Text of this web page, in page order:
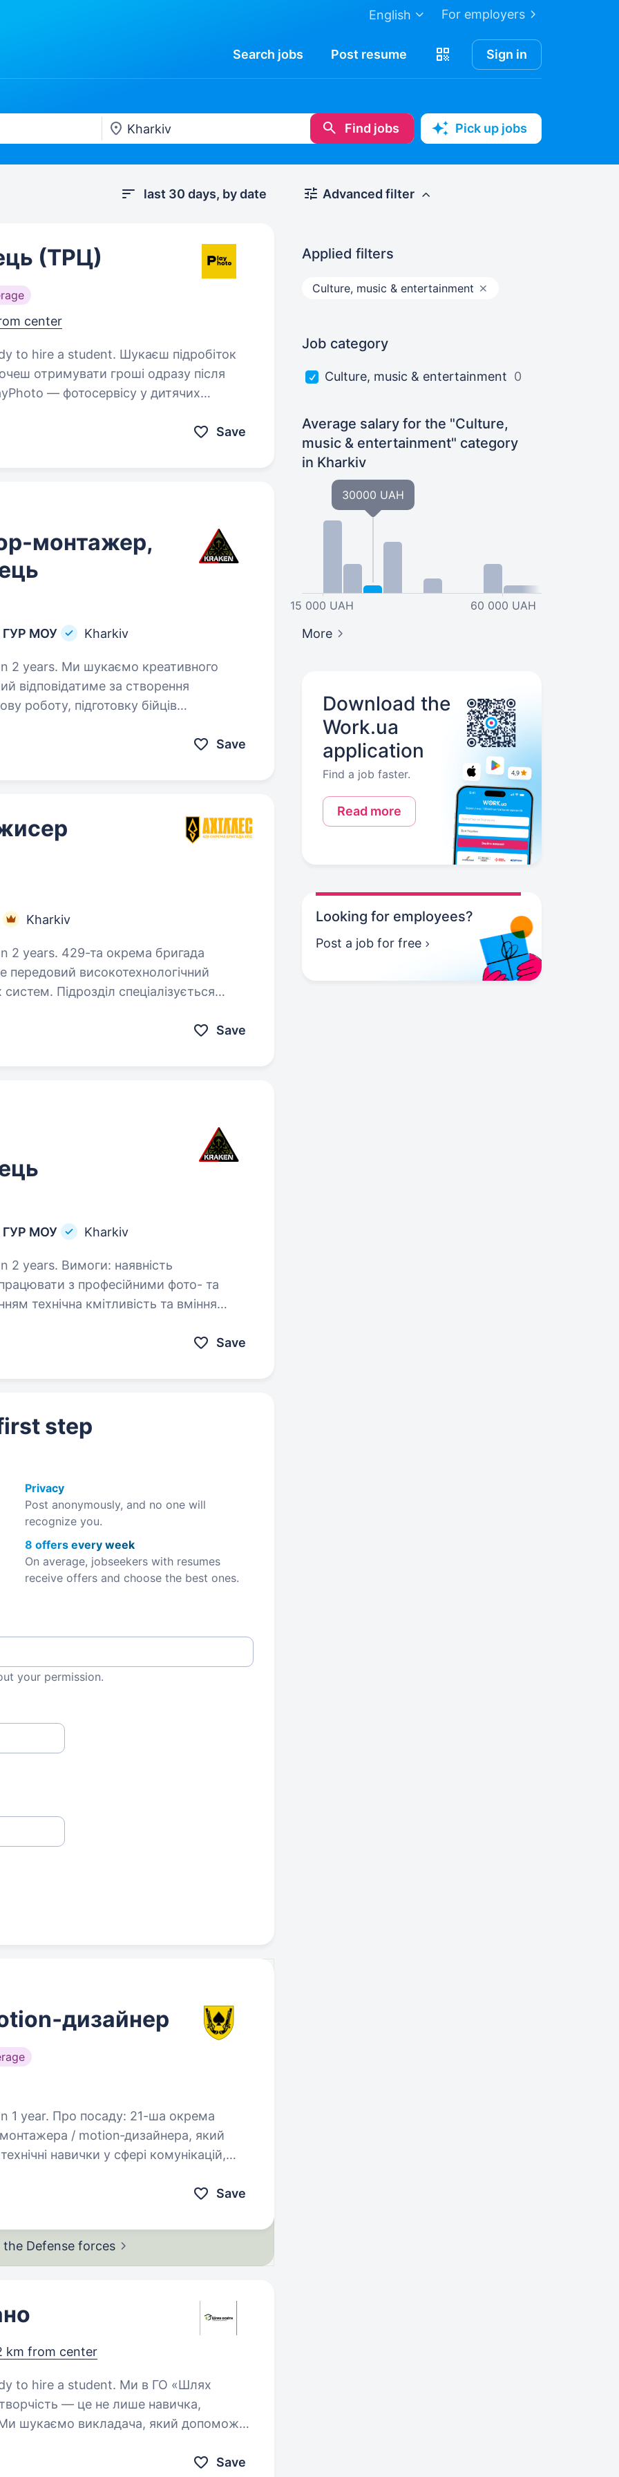
For employers
English
Search jobs Post resume Sign in
Find jobs Pick up jobs
last 30 days, by date
(ТРЦ)
center
Шукаєш підробіток
отримувати гроші одразу після
— фотосервісу у дитячих
Save
монтажер,
ГУР МОУ Kharkiv
креативного
відповідатиме за створення
роботу, підготовку бійців
Save
Kharkiv
бригада
передовий високотехнологічний
Підрозділ спеціалізується
Save
ГУР МОУ Kharkiv
наявність
вміння
Save
step
Privacy
Post anonymously, and no one will
recognize you.
8 offers every week
On average, jobseekers with resumes
receive offers and choose the best ones.
your permission.
ша окрема
/ motion‑дизайнера, який
навички у сфері комунікацій,
Save
the Defense forces
km from center
student. Ми в ГО «Шлях
— це не лише навичка,
Ми шукаємо викладача, який допоможе
Save
Advanced filter
Applied filters
Culture, music & entertainment
Job category
Culture, music & entertainment 0
Average salary for the "Culture,
music & entertainment" category
in Kharkiv
15 000 UAH
30000 UAH
60 000 UAH
More
Download the
Work.ua
application
Find a job faster.
Read more
Looking for employees?
Post a job for free